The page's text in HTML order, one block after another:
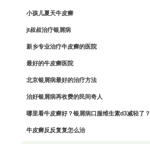
小孩儿夏天牛皮癣
jt叔叔治疗银屑病
新乡专业治疗牛皮癣的医院
最好的牛皮癣医院
北京银屑病最好的治疗方法
治好银屑病再收费的民间奇人
哪里看牛皮癣好？银屑病口服维生素d3减轻了？
牛皮癣反反复复怎么治